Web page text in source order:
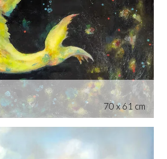
70 x 61 cm